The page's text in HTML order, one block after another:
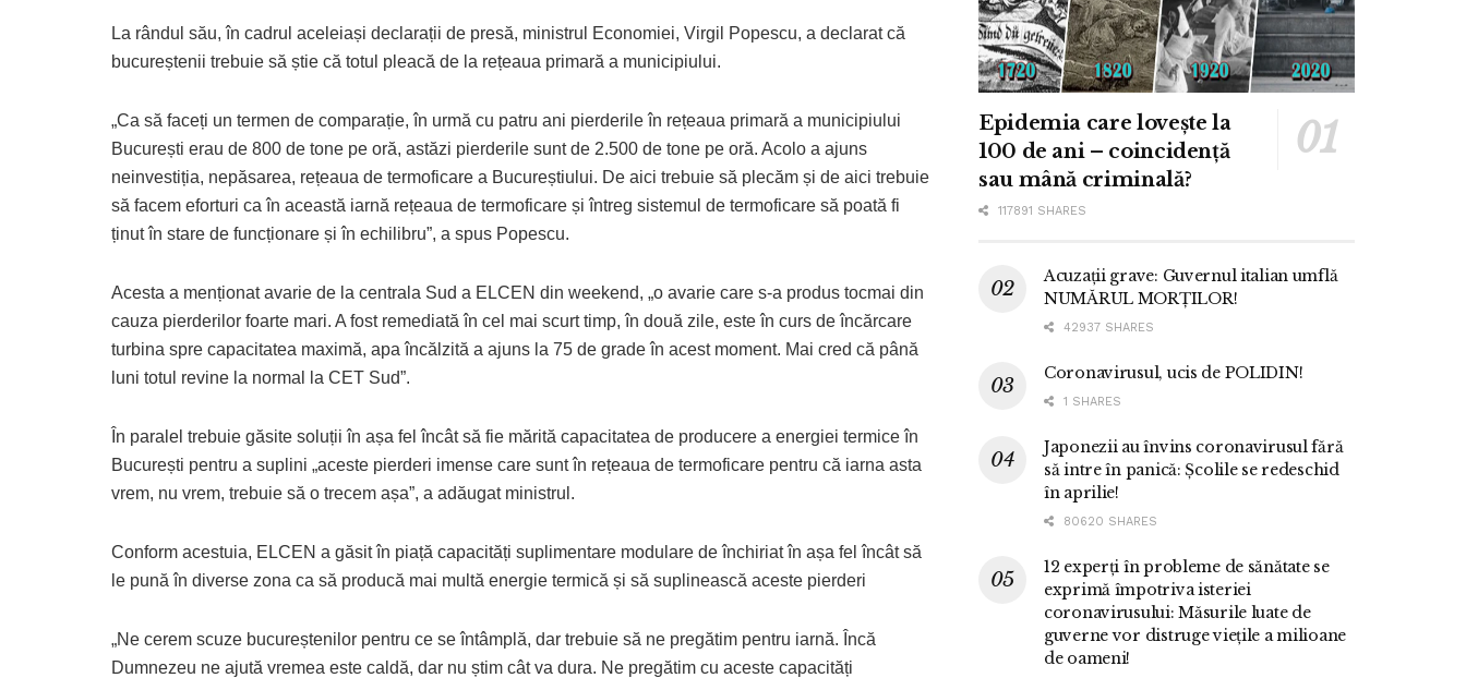
La rândul său, în cadrul aceleiași declarații de presă, ministrul Economiei, Virgil Popescu, a declarat că
bucureștenii trebuie să știe că totul pleacă de la rețeaua primară a municipiului.
„Ca să faceți un termen de comparație, în urmă cu patru ani pierderile în rețeaua primară a municipiului
București erau de 800 de tone pe oră, astăzi pierderile sunt de 2.500 de tone pe oră. Acolo a ajuns
neinvestiția, nepăsarea, rețeaua de termoficare a Bucureștiului. De aici trebuie să plecăm și de aici trebuie
să facem eforturi ca în această iarnă rețeaua de termoficare și întreg sistemul de termoficare să poată fi
ținut în stare de funcționare și în echilibru”, a spus Popescu.
Acesta a menționat avarie de la centrala Sud a ELCEN din weekend, „o avarie care s-a produs tocmai din
cauza pierderilor foarte mari. A fost remediată în cel mai scurt timp, în două zile, este în curs de încărcare
turbina spre capacitatea maximă, apa încălzită a ajuns la 75 de grade în acest moment. Mai cred că până
luni totul revine la normal la CET Sud”.
În paralel trebuie găsite soluții în așa fel încât să fie mărită capacitatea de producere a energiei termice în
București pentru a suplini „aceste pierderi imense care sunt în rețeaua de termoficare pentru că iarna asta
vrem, nu vrem, trebuie să o trecem așa”, a adăugat ministrul.
Conform acestuia, ELCEN a găsit în piață capacități suplimentare modulare de închiriat în așa fel încât să
le pună în diverse zona ca să producă mai multă energie termică și să suplinească aceste pierderi
„Ne cerem scuze bucureștenilor pentru ce se întâmplă, dar trebuie să ne pregătim pentru iarnă. Încă
Dumnezeu ne ajută vremea este caldă, dar nu știm cât va dura. Ne pregătim cu aceste capacități
Epidemia care lovește la
100 de ani – coincidență
sau mână criminală?
117891 SHARES
Acuzații grave: Guvernul italian umflă
NUMĂRUL MORȚILOR!
42937 SHARES
Coronavirusul, ucis de POLIDIN!
1 SHARES
Japonezii au învins coronavirusul fără
să intre în panică: Școlile se redeschid
în aprilie!
80620 SHARES
12 experți în probleme de sănătate se
exprimă împotriva isteriei
coronavirusului: Măsurile luate de
guverne vor distruge viețile a milioane
de oameni!